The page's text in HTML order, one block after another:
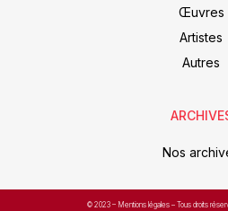
Œuvres
Artistes
Autres
Nos
© 2023 – Mentions légales – Tous droits